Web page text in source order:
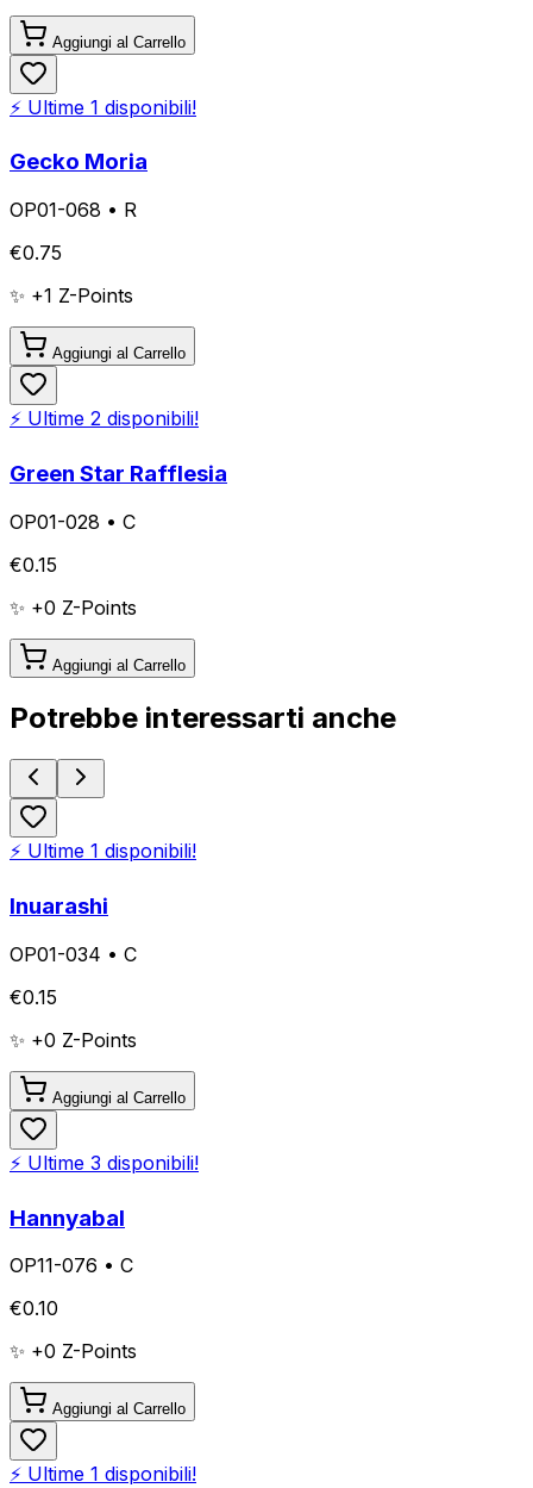
Aggiungi al Carrello
⚡ Ultime 1 disponibili!
Gecko Moria
OP01-068 • R
€0.75
✨ +1 Z-Points
Aggiungi al Carrello
⚡ Ultime 2 disponibili!
Green Star Rafflesia
OP01-028 • C
€0.15
✨ +0 Z-Points
Aggiungi al Carrello
Potrebbe interessarti anche
⚡ Ultime 1 disponibili!
Inuarashi
OP01-034 • C
€0.15
✨ +0 Z-Points
Aggiungi al Carrello
⚡ Ultime 3 disponibili!
Hannyabal
OP11-076 • C
€0.10
✨ +0 Z-Points
Aggiungi al Carrello
⚡ Ultime 1 disponibili!